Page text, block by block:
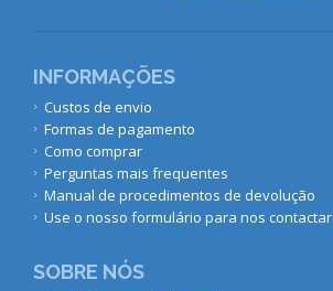
INFORMAÇÕES
Custos de envio
Formas de pagamento
Como comprar
Perguntas mais frequentes
Manual de procedimentos de devolução
Use o nosso formulário para nos contactar
SOBRE NÓS